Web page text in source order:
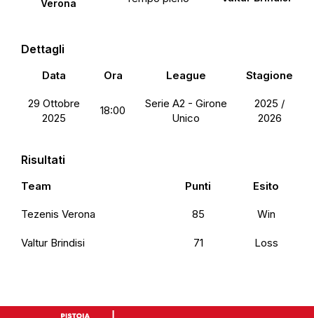
Verona
Dettagli
Data Ora League Stagione
29 Ottobre
2025
18:00
Serie A2 - Girone
Unico
2025 /
2026
Risultati
Team Punti Esito
Tezenis Verona 85 Win
Valtur Brindisi 71 Loss